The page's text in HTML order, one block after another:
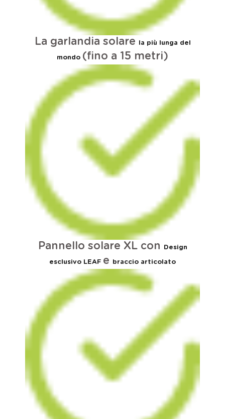
La garlandia solare la più lunga del
mondo (fino a 15 metri)
Pannello solare XL con Design
esclusivo LEAF e braccio articolato